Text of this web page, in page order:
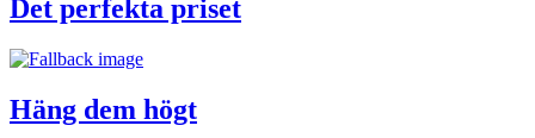
Det perfekta priset
Häng dem högt